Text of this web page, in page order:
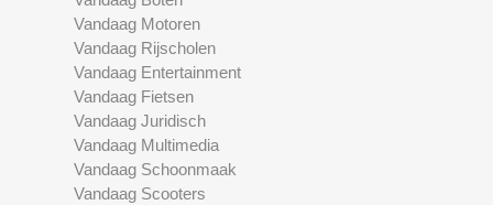
Vandaag Motoren
Vandaag Rijscholen
Vandaag Entertainment
Vandaag Fietsen
Vandaag Juridisch
Vandaag Multimedia
Vandaag Schoonmaak
Vandaag Scooters